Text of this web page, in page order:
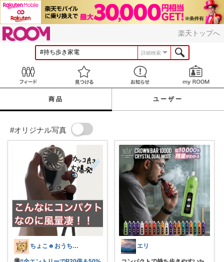
楽天トップへ
詳細検索
見つける お知らせ
商品 ユーザー
#オリジナル写真
ちょこ☻おうち時間充実🏠アイテム エリ